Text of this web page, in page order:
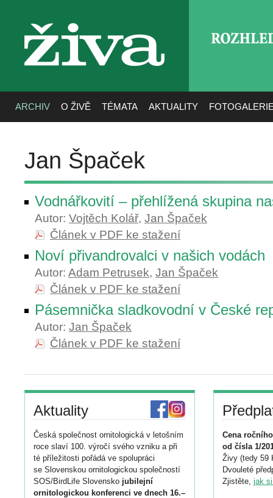
živa
ARCHIV O ŽIVĚ TÉMATA AKTUALITY
Jan Špaček
Vodnářkovití – přehlížená skupina
Autor: Vojtěch Kolář, Jan Špaček
Článek v PDF ke stažení
Noví přivandrovalci v našich vodách
Autor: Adam Petrusek, Jan Špaček
Článek v PDF ke stažení
Pásemnička sladkovodní v České
Autor: Jan Špaček
Článek v PDF ke stažení
Aktuality
Česká společnost ornitologická v letošním
roce slaví 100. výročí svého vzniku a při
té příležitosti pořádá ve spolupráci
se Slovenskou ornitologickou společností
SOS/BirdLife Slovensko jubilejní
ornitologickou konferenci ve dnech 16.–
Cena
od čísla 1/
Živy (tedy 59
Dvouleté
Zjistěte, jak